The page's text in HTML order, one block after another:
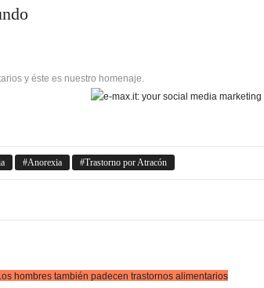
y éste es nuestro homenaje.
Anorexia Trastorno por Atracón